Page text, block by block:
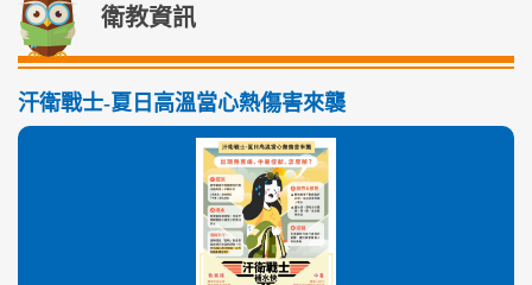
衛教資訊
汗衛戰士-夏日高溫當心熱傷害來襲